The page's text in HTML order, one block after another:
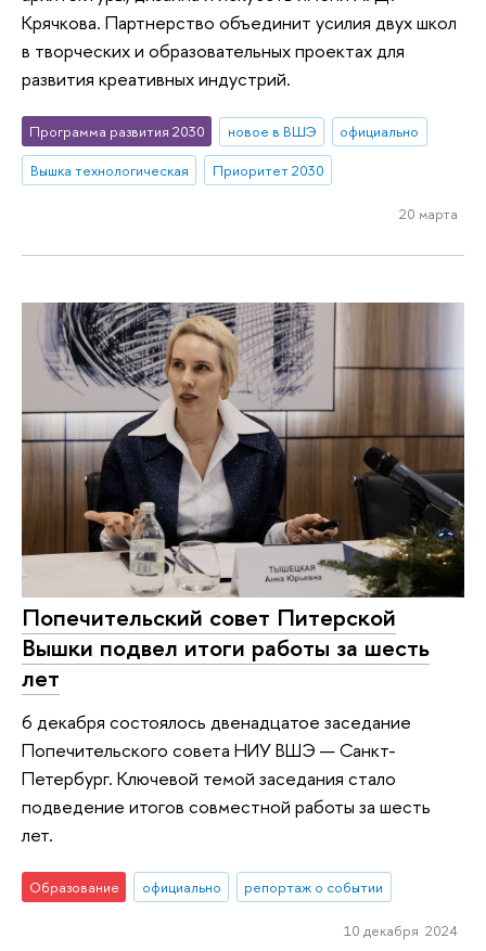
Крячкова. Партнерство объединит усилия двух школ
в творческих и образовательных проектах для
развития креативных индустрий.
Программа развития 2030 новое в ВШЭ
официально
Вышка технологическая
Приоритет 2030
20 марта
Попечительский совет Питерской
Вышки подвел итоги работы за шесть
лет
6 декабря состоялось двенадцатое заседание
Попечительского совета НИУ ВШЭ — Санкт-
Петербург. Ключевой темой заседания стало
подведение итогов совместной работы за шесть
лет.
Образование официально репортаж о событии
10 декабря 2024